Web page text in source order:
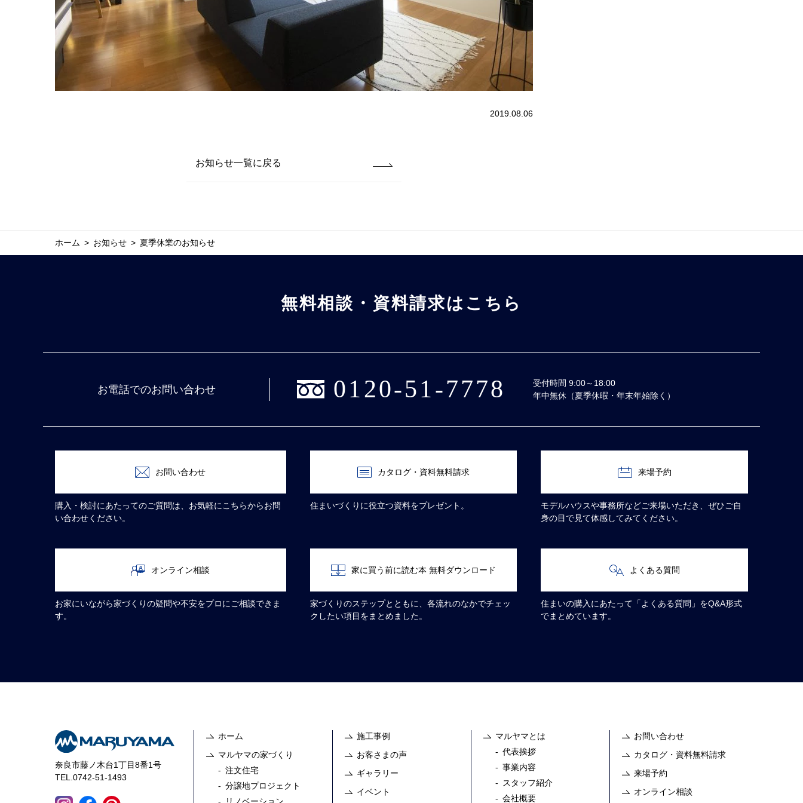
2019.08.06
お知らせ一覧に戻る
ホーム お知らせ 夏季休業のお知らせ
無料相談・資料請求はこちら
お電話でのお問い合わせ 0120-51-7778
受付時間 9:00～18:00
年中無休（夏季休暇・年末年始除く）
お問い合わせ
購入・検討にあたってのご質問は、お気軽にこちらからお問
い合わせください。
カタログ・資料無料請求
住まいづくりに役立つ資料をプレゼント。
来場予約
モデルハウスや事務所などご来場いただき、ぜひご自
身の目で見て体感してみてください。
オンライン相談
お家にいながら家づくりの疑問や不安をプロにご相談できま
す。
家に買う前に読む本 無料ダウンロード
家づくりのステップとともに、各流れのなかでチェッ
クしたい項目をまとめました。
よくある質問
住まいの購入にあたって「よくある質問」をQ&A形式
でまとめています。
奈良市藤ノ木台1丁目8番1号
TEL.0742-51-1493
ホーム
マルヤマの家づくり
注文住宅
分譲地プロジェクト
施工事例
お客さまの声
ギャラリー
イベント
マルヤマとは
代表挨拶
事業内容
スタッフ紹介
会社概要
お問い合わせ
カタログ・資料無料請求
来場予約
オンライン相談